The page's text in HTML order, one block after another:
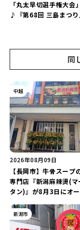
「丸太早切選手権大会
♪『第68回 三島まつり
同
中越
2026年08月09日
【長岡市】牛骨スープ
専門店『新潟麻辣燙(マ
タン)』が8月3日にオ
キャンペーンを実施中
新潟市